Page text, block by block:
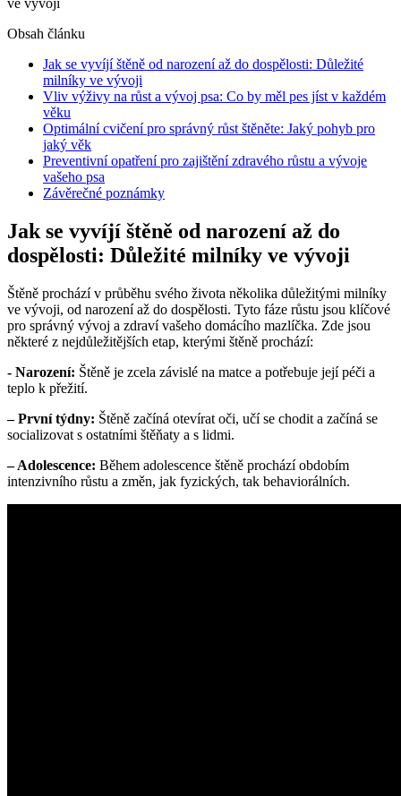
Obsah článku
Jak ⁢se vyvíjí⁣ štěně ‍od narození ‌až do dospělosti: Důležité
milníky ve vývoji
Vliv výživy na růst a ⁣vývoj psa: Co by⁤ měl pes jíst v ‌každém
věku
Optimální cvičení pro správný růst štěněte: Jaký pohyb pro⁤
jaký věk
Preventivní opatření pro ‌zajištění zdravého ⁣růstu a vývoje
vašeho psa
Závěrečné ⁢poznámky
Jak ⁢se vyvíjí⁣ štěně ‍od narození ‌až do
dospělosti: Důležité milníky ve vývoji
Štěně⁢ prochází v průběhu⁢ svého života několika ‍důležitými milníky
ve vývoji, od narození až do dospělosti.⁢ Tyto fáze růstu jsou‌ klíčové⁤
pro ⁢správný vývoj a zdraví vašeho⁣ domácího mazlíčka. Zde jsou
některé​ z‍ nejdůležitějších etap, kterými ⁣štěně prochází:
​- Narození: Štěně je ⁤zcela závislé na matce a potřebuje její⁤ péči a
teplo k‌ přežití.
– První týdny: ⁣Štěně začíná‍ otevírat oči, učí se chodit ‍a začíná se
socializovat s ostatními štěňaty a s ⁢lidmi.
– ‍Adolescence: Během adolescence štěně prochází obdobím
intenzivního⁢ růstu‌ a změn, jak fyzických, tak behaviorálních.